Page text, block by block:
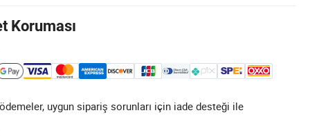
Koruması
uygun sipariş sorunları için iade desteği ile